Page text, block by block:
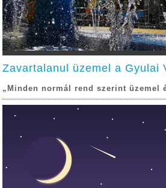
Zavartalanul üzemel a Gyulai
„Minden normál rend szerint üzemel